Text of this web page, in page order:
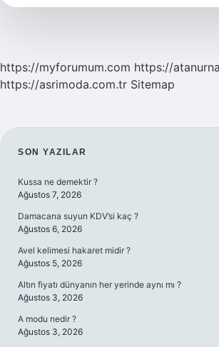
Ne
https://myforumum.com https://
https://asrimoda.com.tr Sitemap
SIDEBAR
SON YAZILAR
Kussa ne demektir ?
Ağustos 7, 2026
Damacana suyun KDV’si kaç ?
Ağustos 6, 2026
Avel kelimesi hakaret midir ?
Ağustos 5, 2026
Altın fiyatı dünyanın her yerinde aynı mı ?
Ağustos 3, 2026
A modu nedir ?
Ağustos 3, 2026